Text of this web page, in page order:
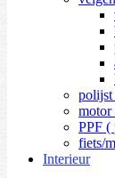
polijst
motor
PPF (
fiets/
Interieur